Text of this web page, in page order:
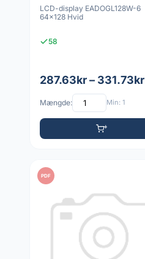
LCD-display EADOGL128W-6
64x128 Hvid
58
287.63kr – 331.73kr
Mængde: Min: 1
PDF